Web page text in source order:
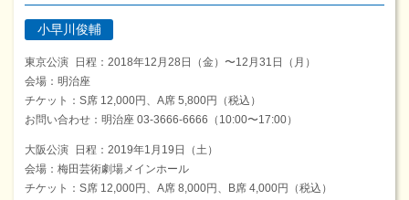
小早川俊輔
東京公演 日程：2018年12月28日（金）〜12月31日（月）
会場：明治座
チケット：S席 12,000円、A席 5,800円（税込）
お問い合わせ：明治座 03-3666-6666（10:00〜17:00）
大阪公演 日程：2019年1月19日（土）
会場：梅田芸術劇場メインホール
チケット：S席 12,000円、A席 8,000円、B席 4,000円（税込）